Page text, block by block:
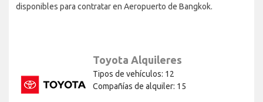
disponibles para contratar en Aeropuerto de Bangkok.
Toyota Alquileres
Tipos de vehículos: 12
Compañías de alquiler: 15